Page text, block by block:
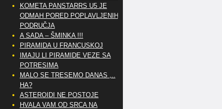
KOMETA PANSTARRS U5 JE
ODMAH PORED POPLAVLJENIH
PODRUČJA
A SADA – ŠMINKA !!!
PIRAMIDA U FRANCUSKOJ
IMAJU LI PIRAMIDE VEZE SA
POTRESIMA
MALO SE TRESEMO DANAS ,..
HA?
ASTEROIDI NE POSTOJE
HVALA VAM OD SRCA NA